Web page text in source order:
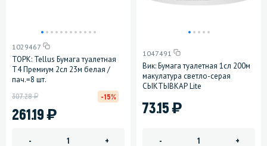
1029467
ТОРК: Tellus Бумага туалетная
T4 Премиум 2сл 23м белая /
пач.=8 шт.
261.19)
307.28у -15%
- +
1047491
Вик: Бумага туалетная 1сл 200м
макулатура светло-серая
СЫКТЫВКАР Lite
73.15)
- +